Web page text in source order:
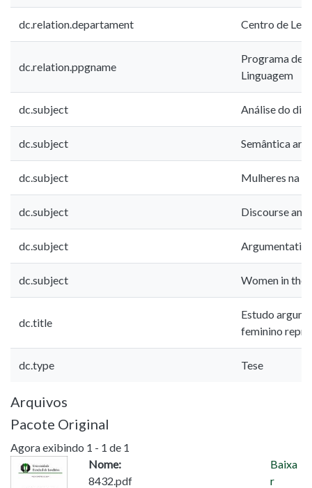
dc.relation.departament Centro de
dc.relation.ppgname
Programa de
Linguagem
dc.subject Análise do
dc.subject Semântica
dc.subject Mulheres na
dc.subject Discourse
dc.subject
dc.subject Women in the
dc.title
Estudo
feminino
dc.type Tese
Arquivos
Pacote Original
Agora exibindo 1 - 1 de 1
Nome:
8432.pdf
Baixa
r